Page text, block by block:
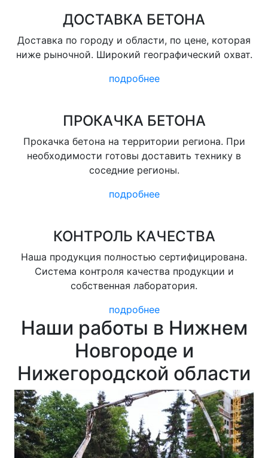
ДОСТАВКА БЕТОНА
Доставка по городу и области, по цене, которая
ниже рыночной. Широкий географический охват.
подробнее
ПРОКАЧКА БЕТОНА
Прокачка бетона на территории региона. При
необходимости готовы доставить технику в
соседние регионы.
подробнее
КОНТРОЛЬ КАЧЕСТВА
Наша продукция полностью сертифицирована.
Система контроля качества продукции и
собственная лаборатория.
подробнее
Наши работы в Нижнем
Новгороде и
Нижегородской области